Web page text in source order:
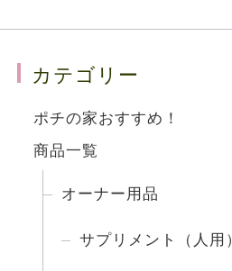
カテゴリー
ポチの家おすすめ！
商品一覧
オーナー用品
サプリメント（人用）